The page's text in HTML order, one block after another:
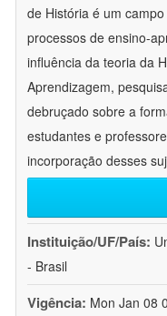
de História é um
processos de ensino-
influência da teoria da
Aprendizagem,
debruçado sobre a
estudantes e
incorporação desses
Instituição/UF/País:
- Brasil
Vigência: Mon Jan 08